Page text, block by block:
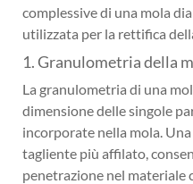
complessive di una mola
utilizzata per la rettifica
1. Granulometria della
La granulometria di una
dimensione delle singole
incorporate nella mola.
tagliente più affilato,
penetrazione nel materiale